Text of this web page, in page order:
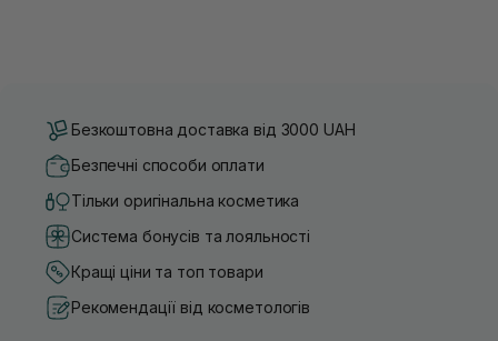
Безкоштовна доставка від 3000 UAH
Безпечні способи оплати
Тільки оригінальна косметика
Система бонусів та лояльності
Кращі ціни та топ товари
Рекомендації від косметологів